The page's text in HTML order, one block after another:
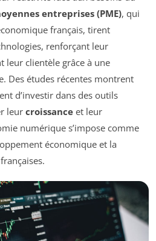
entreprises (PME), qui
français, tirent
renforçant leur
leur clientèle grâce à une
Des études récentes montrent
d’investir dans des outils
leurcroissance et leur
numérique s’impose comme
économique et la